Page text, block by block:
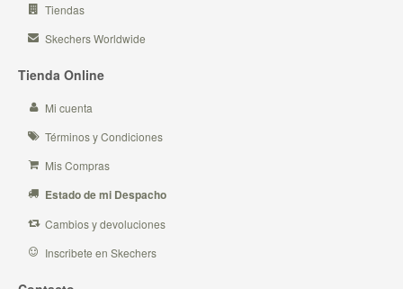
Tiendas
Skechers Worldwide
Tienda Online
Mi cuenta
Términos y Condiciones
Mis Compras
Estado de mi Despacho
Cambios y devoluciones
Inscribete en Skechers